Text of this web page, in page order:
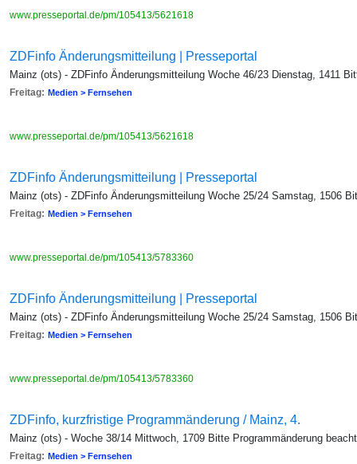
www.presseportal.de/pm/105413/5621618
ZDFinfo Änderungsmitteilung | Presseportal
Mainz (ots) - ZDFinfo Änderungsmitteilung Woche 46/23 Dienstag, 1411
Freitag: Medien > Fernsehen
www.presseportal.de/pm/105413/5621618
ZDFinfo Änderungsmitteilung | Presseportal
Mainz (ots) - ZDFinfo Änderungsmitteilung Woche 25/24 Samstag, 1506
Freitag: Medien > Fernsehen
www.presseportal.de/pm/105413/5783360
ZDFinfo Änderungsmitteilung | Presseportal
Mainz (ots) - ZDFinfo Änderungsmitteilung Woche 25/24 Samstag, 1506
Freitag: Medien > Fernsehen
www.presseportal.de/pm/105413/5783360
ZDFinfo, kurzfristige Programmänderung / Mainz, 4.
Mainz (ots) - Woche 38/14 Mittwoch, 1709 Bitte Programmänderung
Freitag: Medien > Fernsehen